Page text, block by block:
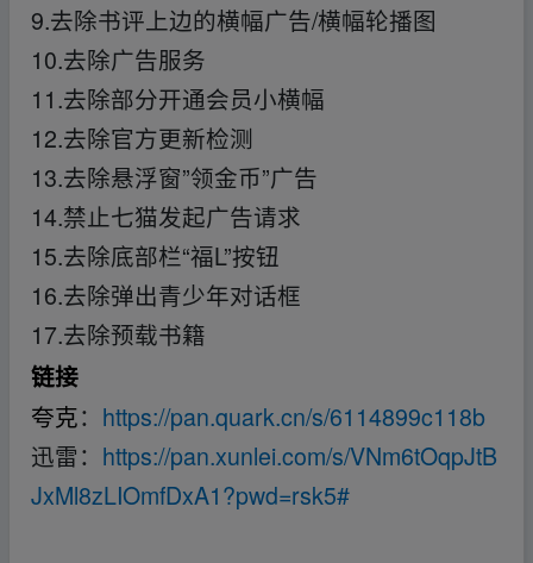
9.去除书评上边的横幅广告/横幅轮播图
10.去除广告服务
11.去除部分开通会员小横幅
12.去除官方更新检测
13.去除悬浮窗”领金币”广告
14.禁止七猫发起广告请求
15.去除底部栏“福L”按钮
16.去除弹出青少年对话框
17.去除预载书籍
链接
夸克： https://pan.quark.cn/s/6114899c118b
迅雷： https://pan.xunlei.com/s/VNm6tOqpJtB
JxMl8zLIOmfDxA1?pwd=rsk5#fr_om w ww.y_un p